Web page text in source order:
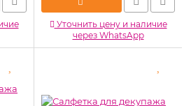
Уточнить цену и наличие
через WhatsApp